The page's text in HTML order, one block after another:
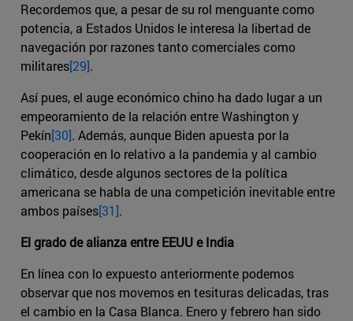
Recordemos que, a pesar de su rol menguante como
potencia, a Estados Unidos le interesa la libertad de
navegación por razones tanto comerciales como
militares[29].
Así pues, el auge económico chino ha dado lugar a un
empeoramiento de la relación entre Washington y
Pekín[30]. Además, aunque Biden apuesta por la
cooperación en lo relativo a la pandemia y al cambio
climático, desde algunos sectores de la política
americana se habla de una competición inevitable entre
ambos países[31].
El grado de alianza entre EEUU e India
En línea con lo expuesto anteriormente podemos
observar que nos movemos en tesituras delicadas, tras
el cambio en la Casa Blanca. Enero y febrero han sido